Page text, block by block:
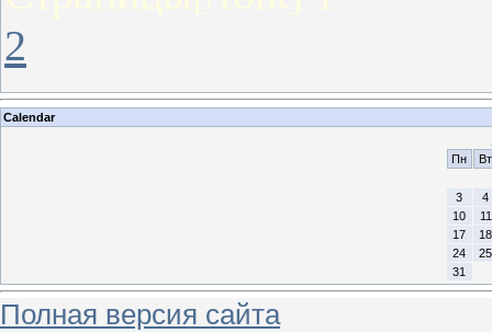
2
Calendar
Пн
Вт
3
4
10
11
17
18
24
25
31
Полная версия сайта